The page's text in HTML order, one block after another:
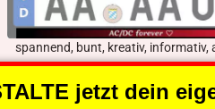
spannend, bunt, kreativ, informativ,
jetzt dein